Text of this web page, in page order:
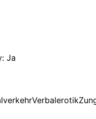
Ja
Verbalerotik